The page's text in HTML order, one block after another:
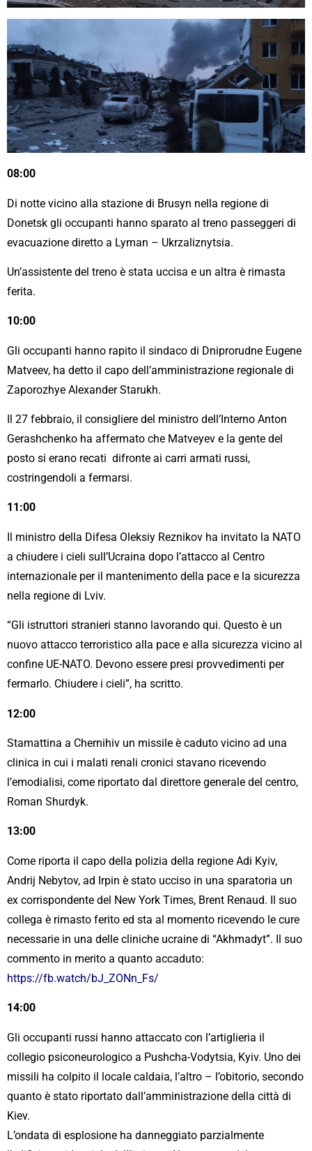
08:00
Di notte vicino alla stazione di Brusyn nella regione di
Donetsk gli occupanti hanno sparato al treno passeggeri di
evacuazione diretto a Lyman – Ukrzaliznytsia.
Un’assistente del treno è stata uccisa e un altra è rimasta
ferita.
10:00
Gli occupanti hanno rapito il sindaco di Dniprorudne Eugene
Matveev, ha detto il capo dell’amministrazione regionale di
Zaporozhye Alexander Starukh.
Il 27 febbraio, il consigliere del ministro dell’Interno Anton
Gerashchenko ha affermato che Matveyev e la gente del
posto si erano recati difronte ai carri armati russi,
costringendoli a fermarsi.
11:00
Il ministro della Difesa Oleksiy Reznikov ha invitato la NATO
a chiudere i cieli sull’Ucraina dopo l’attacco al Centro
internazionale per il mantenimento della pace e la sicurezza
nella regione di Lviv.
“Gli istruttori stranieri stanno lavorando qui. Questo è un
nuovo attacco terroristico alla pace e alla sicurezza vicino al
confine UE-NATO. Devono essere presi provvedimenti per
fermarlo. Chiudere i cieli”, ha scritto.
12:00
Stamattina a Chernihiv un missile è caduto vicino ad una
clinica in cui i malati renali cronici stavano ricevendo
l’emodialisi, come riportato dal direttore generale del centro,
Roman Shurdyk.
13:00
Come riporta il capo della polizia della regione Adi Kyiv,
Andrij Nebytov, ad Irpin è stato ucciso in una sparatoria un
ex corrispondente del New York Times, Brent Renaud. Il suo
collega è rimasto ferito ed sta al momento ricevendo le cure
necessarie in una delle cliniche ucraine di “Akhmadyt”. Il suo
commento in merito a quanto accaduto:
https://fb.watch/bJ_ZONn_Fs/
14:00
Gli occupanti russi hanno attaccato con l’artiglieria il
collegio psiconeurologico a Pushcha-Vodytsia, Kyiv. Uno dei
missili ha colpito il locale caldaia, l’altro – l’obitorio, secondo
quanto è stato riportato dall’amministrazione della città di
Kiev.
L’ondata di esplosione ha danneggiato parzialmente